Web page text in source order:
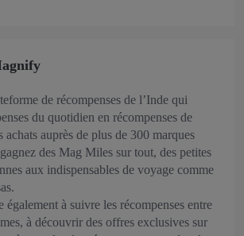
de récompenses de l’Inde qui
du quotidien en récompenses de
achats auprès de plus de 300 marques
des Mag Miles sur tout, des petites
aux indispensables de voyage comme
à suivre les récompenses entre
à découvrir des offres exclusives sur